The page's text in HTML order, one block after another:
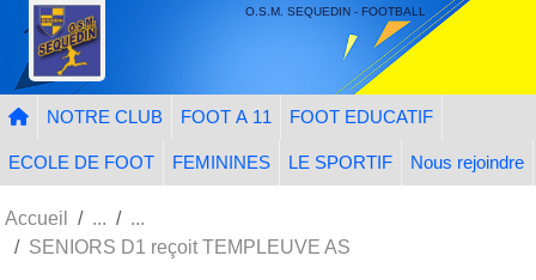
O.S.M. SEQUEDIN - FOOTBALL
NOTRE CLUB FOOT A 11 FOOT EDUCATIF
ECOLE DE FOOT FEMININES LE SPORTIF Nous rejoindre
Accueil
SENIORS D1 reçoit TEMPLEUVE AS
Panneau de gestion des cookies